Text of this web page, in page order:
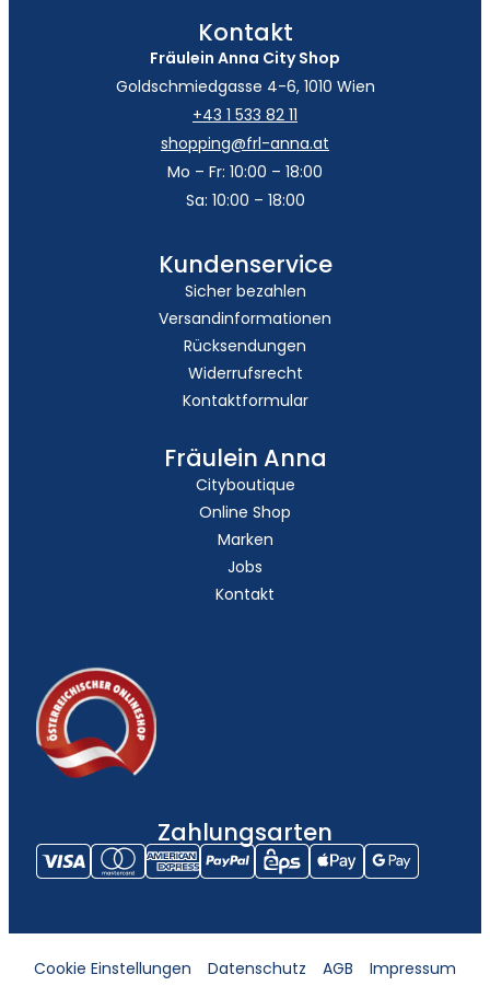
Kontakt
Fräulein Anna City Shop
Goldschmiedgasse 4-6, 1010 Wien
+43 1 533 82 11
shopping@frl-anna.at
Mo – Fr: 10:00 – 18:00
Sa: 10:00 – 18:00
Kundenservice
Sicher bezahlen
Versandinformationen
Rücksendungen
Widerrufsrecht
Kontaktformular
Fräulein Anna
Cityboutique
Online Shop
Marken
Jobs
Kontakt
Zahlungsarten
Cookie Einstellungen Datenschutz AGB Impressum